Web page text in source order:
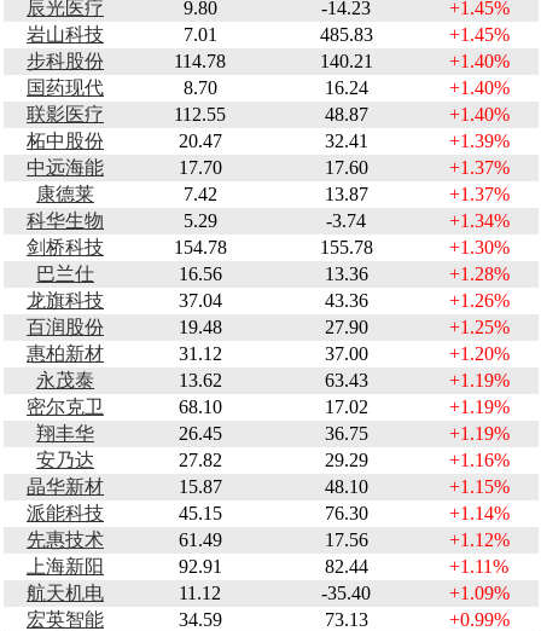
辰光医疗 9.80 -14.23
+1.45%
岩山科技
7.01 485.83
+1.45%
步科股份
114.78 140.21
+1.40%
国药现代
8.70 16.24
+1.40%
联影医疗
112.55 48.87
+1.40%
柘中股份
20.47 32.41
+1.39%
中远海能
17.70 17.60
+1.37%
康德莱
7.42 13.87
+1.37%
科华生物
5.29 -3.74
+1.34%
剑桥科技
154.78 155.78
+1.30%
巴兰仕
16.56 13.36
+1.28%
龙旗科技
37.04 43.36
+1.26%
百润股份
19.48 27.90
+1.25%
惠柏新材
31.12 37.00
+1.20%
永茂泰
13.62 63.43
+1.19%
密尔克卫
68.10 17.02
+1.19%
翔丰华
26.45 36.75
+1.19%
安乃达
27.82 29.29
+1.16%
晶华新材
15.87 48.10
+1.15%
派能科技
45.15 76.30
+1.14%
先惠技术
61.49 17.56
+1.12%
上海新阳
92.91 82.44
+1.11%
航天机电
11.12 -35.40
+1.09%
宏英智能
34.59 73.13
+0.99%